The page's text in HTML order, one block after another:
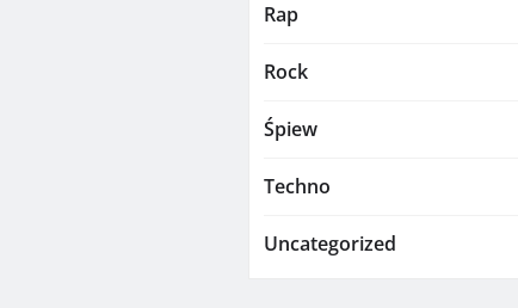
Rap
Rock
Śpiew
Techno
Uncategorized